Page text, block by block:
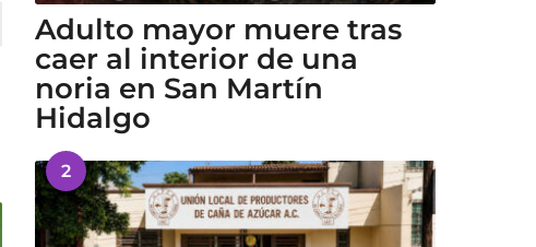
Adulto mayor muere tras
caer al interior de una
noria en San Martín
Hidalgo
2